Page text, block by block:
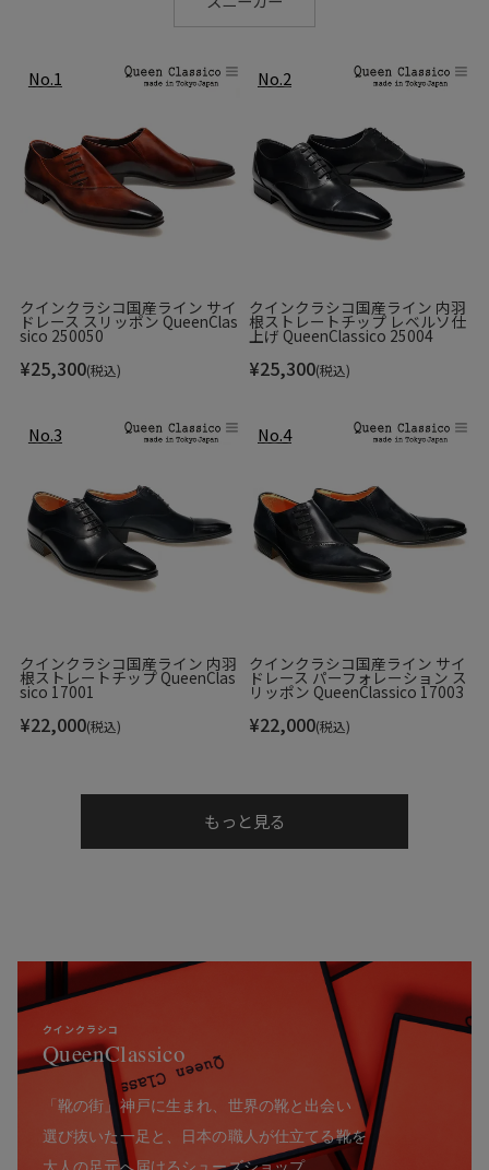
クインクラシコ国産ライン サイ
ドレース スリッポン QueenClas
sico 250050
¥25,300(税込)
クインクラシコ国産ライン 内羽
根ストレートチップ レベルソ仕
上げ QueenClassico 25004
¥25,300(税込)
クインクラシコ国産ライン 内羽
根ストレートチップ QueenClas
sico 17001
¥22,000(税込)
クインクラシコ国産ライン サイ
ドレース パーフォレーション ス
リッポン QueenClassico 17003
¥22,000(税込)
もっと見る
クインクラシコ
QueenClassico
「靴の街」神戸に生まれ、世界の靴と出会い
選び抜いた一足と、日本の職人が仕立てる靴を